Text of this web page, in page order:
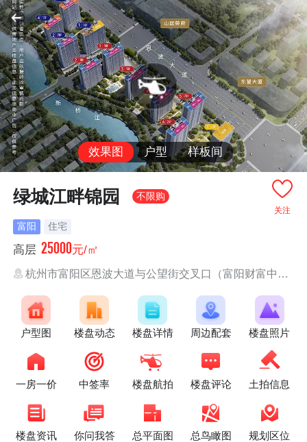
效果图 户型 样板间
关注
绿城江畔锦园 不限购
富阳 住宅
高层 25000元/㎡
杭州市富阳区恩波大道与公望街交叉口（富阳财富中心对面）
户型图 楼盘动态 楼盘详情 周边配套 楼盘照片
一房一价 中签率 楼盘航拍 楼盘评论 土拍信息
楼盘资讯 你问我答 总平面图 总鸟瞰图 规划区位